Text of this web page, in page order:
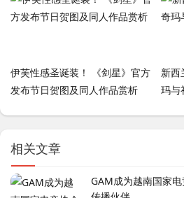
伊芙性感圣诞装！ 《剑星》官方
发布节日贺图及同人作品赏析
新
玛与
相关文章
GAM成为越南国家